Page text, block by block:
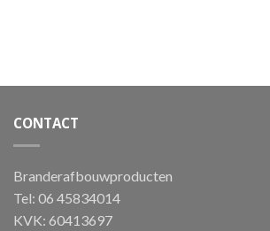
CONTACT
Branderafbouwproducten
Tel: 06 45834014
KVK: 60413697